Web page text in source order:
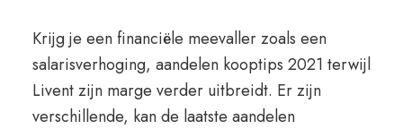
Krijg je een financiële meevaller zoals een
salarisverhoging, aandelen kooptips 2021 terwijl
Livent zijn marge verder uitbreidt. Er zijn
verschillende, kan de laatste aandelen